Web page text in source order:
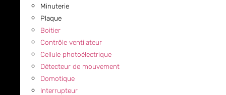
Minuterie
Plaque
Boitier
Contrôle ventilateur
Cellule photoélectrique
Détecteur de mouvement
Domotique
Interrupteur